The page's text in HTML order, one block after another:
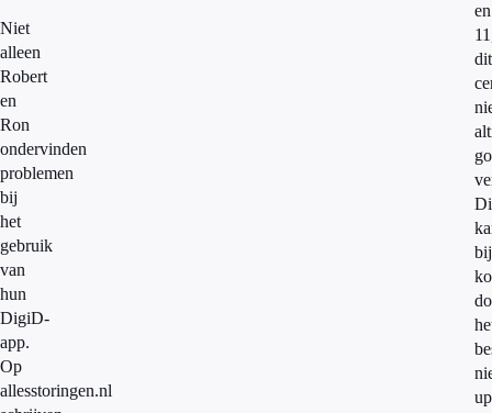
Niet
alleen
Robert
en
Ron
ondervinden
problemen
bij
het
gebruik
van
hun
DigiD-
app.
Op
allesstoringen.nl
en
dit